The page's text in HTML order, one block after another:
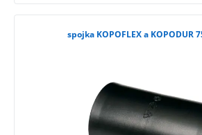
spojka KOPOFLEX a KOPODUR